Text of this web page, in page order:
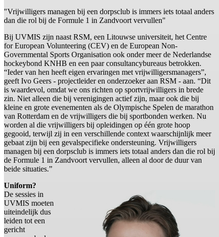
"Vrijwilligers managen bij een dorpsclub is immers iets totaal anders
dan die rol bij de Formule 1 in Zandvoort vervullen"
Bij UVMIS zijn naast RSM, een Litouwse universiteit, het Centre
for European Volunteering (CEV) en de European Non-
Governmental Sports Organisation ook onder meer de Nederlandse
hockeybond KNHB en een paar consultancybureaus betrokken.
“Ieder van hen heeft eigen ervaringen met vrijwilligersmanagers”,
geeft Ivo Geers - projectleider en onderzoeker aan RSM - aan. “Dit
is waardevol, omdat we ons richten op sportvrijwilligers in brede
zin. Niet alleen die bij verenigingen actief zijn, maar ook die bij
kleine en grote evenementen als de Olympische Spelen de marathon
van Rotterdam en de vrijwilligers die bij sportbonden werken. Nu
worden al die vrijwilligers bij opleidingen op één grote hoop
gegooid, terwijl zij in een verschillende context waarschijnlijk meer
gebaat zijn bij een gevalspecifieke ondersteuning. Vrijwilligers
managen bij een dorpsclub is immers iets totaal anders dan die rol bij
de Formule 1 in Zandvoort vervullen, alleen al door de duur van
beide situaties.”
Uniform?
De sessies in
UVMIS moeten
uiteindelijk dus
leiden tot een
gericht